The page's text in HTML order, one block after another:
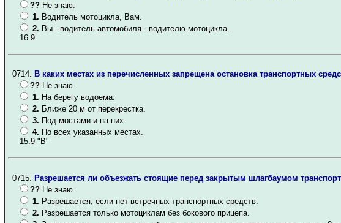
?? Не знаю.
1. Водитель мотоцикла, Вам.
2. Вы - водитель автомобиля - водителю мотоцикла.
16.9
0714. В каких местах из перечисленных запрещена остановка транспортных
?? Не знаю.
1. На берегу водоема.
2. Ближе 20 м от перекрестка.
3. Под мостами и на них.
4. По всех указанных местах.
15.9 "В"
0715. Разрешается ли объезжать стоящие перед закрытым шлагбаумом
?? Не знаю.
1. Разрешается, если нет встречных транспортных средств.
2. Разрешается только мотоциклам без бокового прицепа.